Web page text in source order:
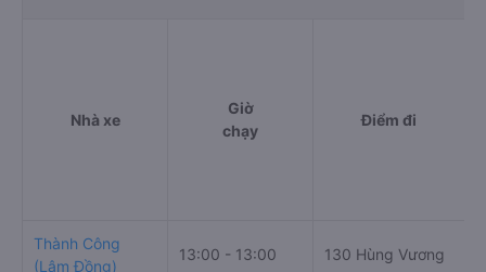
Nhà xe
Giờ
chạy
Điểm đi
Thành Công
(Lâm Đồng)
13:00 - 13:00 130 Hùng Vương